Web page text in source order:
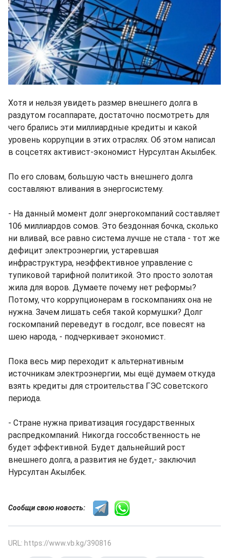
Хотя и нельзя увидеть размер внешнего долга в
раздутом госаппарате, достаточно посмотреть для
чего брались эти миллиардные кредиты и какой
уровень коррупции в этих отраслях. Об этом написал
в соцсетях активист-экономист Нурсултан Акылбек.
По его словам, большую часть внешнего долга
составляют вливания в энергосистему.
- На данный момент долг энергокомпаний составляет
106 миллиардов сомов. Это бездонная бочка, сколько
ни вливай, все равно система лучше не стала - тот же
дефицит электроэнергии, устаревшая
инфраструктура, неэффективное управление с
тупиковой тарифной политикой. Это просто золотая
жила для воров. Думаете почему нет реформы?
Потому, что коррупционерам в госкомпаниях она не
нужна. Зачем лишать себя такой кормушки? Долг
госкомпаний переведут в госдолг, все повесят на
шею народа, - подчеркивает экономист.
Пока весь мир переходит к альтернативным
источникам электроэнергии, мы ещё думаем откуда
взять кредиты для строительства ГЭС советского
периода.
- Стране нужна приватизация государственных
распредкомпаний. Никогда госсобственность не
будет эффективной. Будет дальнейший рост
внешнего долга, а развития не будет,- заключил
Нурсултан Акылбек.
Сообщи свою новость:
URL: https://www.vb.kg/390816